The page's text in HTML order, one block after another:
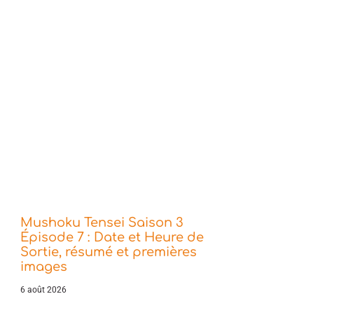
Mushoku Tensei Saison 3
Épisode 7 : Date et Heure de
Sortie, résumé et premières
images
6 août 2026